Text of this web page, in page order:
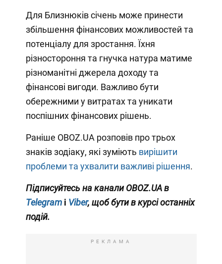
Для Близнюків січень може принести
збільшення фінансових можливостей та
потенціалу для зростання. Їхня
різностороння та гнучка натура матиме
різноманітні джерела доходу та
фінансові вигоди. Важливо бути
обережними у витратах та уникати
поспішних фінансових рішень.
Раніше OBOZ.UA розповів про трьох
знаків зодіаку, які зуміють вирішити
проблеми та ухвалити важливі рішення.
Підписуйтесь на каналиOBOZ.UA в
Telegram і Viber, щоб бути в курсі останніх
подій.
РЕКЛАМА